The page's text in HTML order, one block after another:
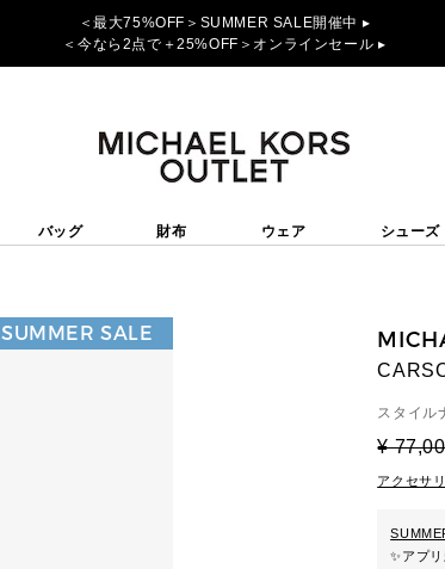
＜最大75%OFF＞SUMMER SALE開催中 ▸
＜今なら2点で＋25%OFF＞オンラインセール ▸
バッグ 財布 ウェア シューズ
SUMMER SALE
スタイル
¥
アクセサ
✨アプ